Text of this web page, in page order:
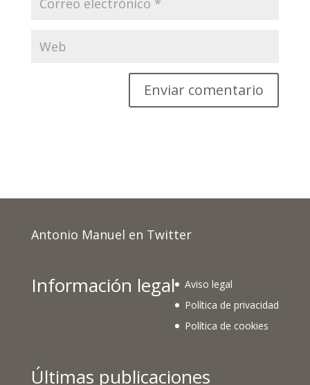
Antonio Manuel en Twitter
Información legal
Aviso legal
Política de privacidad
Política de cookies
Últimas publicaciones